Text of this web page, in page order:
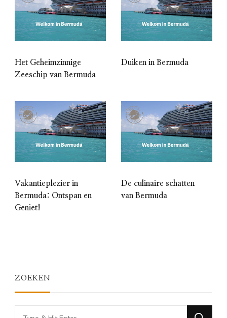
Het Geheimzinnige
Zeeschip van Bermuda
Duiken in Bermuda
Vakantieplezier in
Bermuda: Ontspan en
Geniet!
De culinaire schatten
van Bermuda
ZOEKEN
Looking